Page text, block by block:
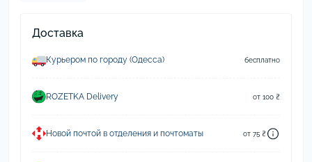
Доставка
Курьером по городу (Одесса) бесплатно
ROZETKA Delivery от 100 ₴
Новой почтой в отделения и почтоматы от 75 ₴